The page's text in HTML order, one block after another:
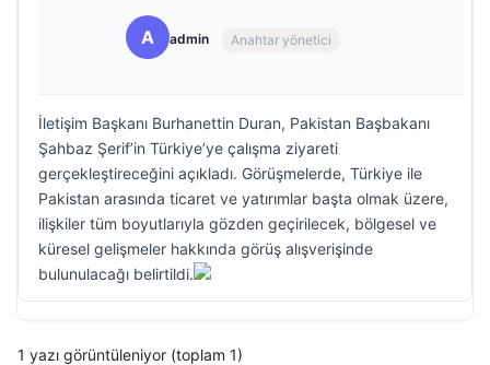
A admin Anahtar yönetici
İletişim Başkanı Burhanettin Duran, Pakistan Başbakanı
Şahbaz Şerif’in Türkiye’ye çalışma ziyareti
gerçekleştireceğini açıkladı. Görüşmelerde, Türkiye ile
Pakistan arasında ticaret ve yatırımlar başta olmak üzere,
ilişkiler tüm boyutlarıyla gözden geçirilecek, bölgesel ve
küresel gelişmeler hakkında görüş alışverişinde
bulunulacağı belirtildi.
1 yazı görüntüleniyor (toplam 1)